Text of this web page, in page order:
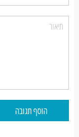
הוסף תגובה